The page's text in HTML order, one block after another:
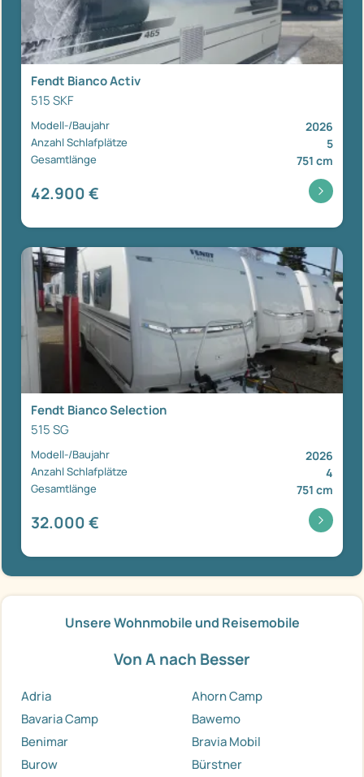
Fendt Bianco Activ
515 SKF
Modell-/Baujahr 2026
Anzahl Schlafplätze 5
Gesamtlänge 751 cm
42.900 €
Fendt Bianco Selection
515 SG
Modell-/Baujahr 2026
Anzahl Schlafplätze 4
Gesamtlänge 751 cm
32.000 €
Unsere Wohnmobile und Reisemobile
Von A nach Besser
Adria
Ahorn Camp
Bavaria Camp
Bawemo
Benimar
Bravia Mobil
Burow
Bürstner